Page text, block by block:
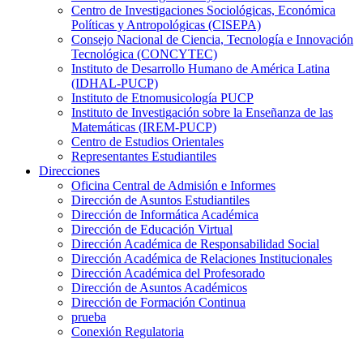
Centro de Investigaciones Sociológicas, Económica
Políticas y Antropológicas (CISEPA)
Consejo Nacional de Ciencia, Tecnología e Innovación
Tecnológica (CONCYTEC)
Instituto de Desarrollo Humano de América Latina
(IDHAL-PUCP)
Instituto de Etnomusicología PUCP
Instituto de Investigación sobre la Enseñanza de las
Matemáticas (IREM-PUCP)
Centro de Estudios Orientales
Representantes Estudiantiles
Direcciones
Oficina Central de Admisión e Informes
Dirección de Asuntos Estudiantiles
Dirección de Informática Académica
Dirección de Educación Virtual
Dirección Académica de Responsabilidad Social
Dirección Académica de Relaciones Institucionales
Dirección Académica del Profesorado
Dirección de Asuntos Académicos
Dirección de Formación Continua
prueba
Conexión Regulatoria